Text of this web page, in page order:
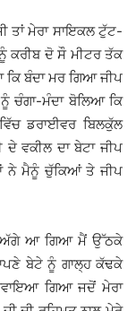
ਤਾਂ ਮੇਰਾ ਸਾਇਕਲ ਟੁੱਟ-
ਦੋ ਸੌ ਮੀਟਰ ਤੱਕ
ਬੰਦਾ ਮਰ ਗਿਆ ਜੀਪ
ਚੰਗਾ-ਮੰਦਾ ਬੋਲਿਆ ਕਿ
ਡਰਾਈਵਰ ਬਿਲਕੁੱਲ
ਵਕੀਲ ਦਾ ਬੇਟਾ ਜੀਪ
ਨੇ ਮੈਨੂੰ ਚੁੱਕਿਆਂ ਤੇ ਜੀਪ
ਅੱਗੇ ਆ ਗਿਆ ਮੈਂ ਉੱਠਕੇ
ਬੇਟੇ ਨੂੰ ਗਾਲ੍ਹ ਕੱਢਕੇ
ਗਿਆ ਜਦੋਂ ਮੇਰਾ